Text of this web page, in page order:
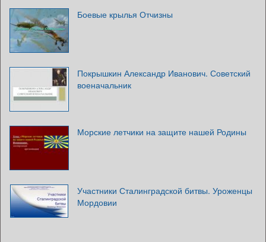
Боевые крылья Отчизны
Покрышкин Александр Иванович. Советский
военачальник
Морские летчики на защите нашей Родины
Участники Сталинградской битвы. Уроженцы
Мордовии